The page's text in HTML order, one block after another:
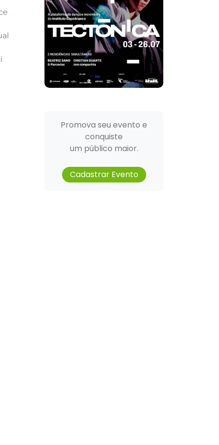
Promova seu evento e
conquiste
um público maior.
Cadastrar Evento